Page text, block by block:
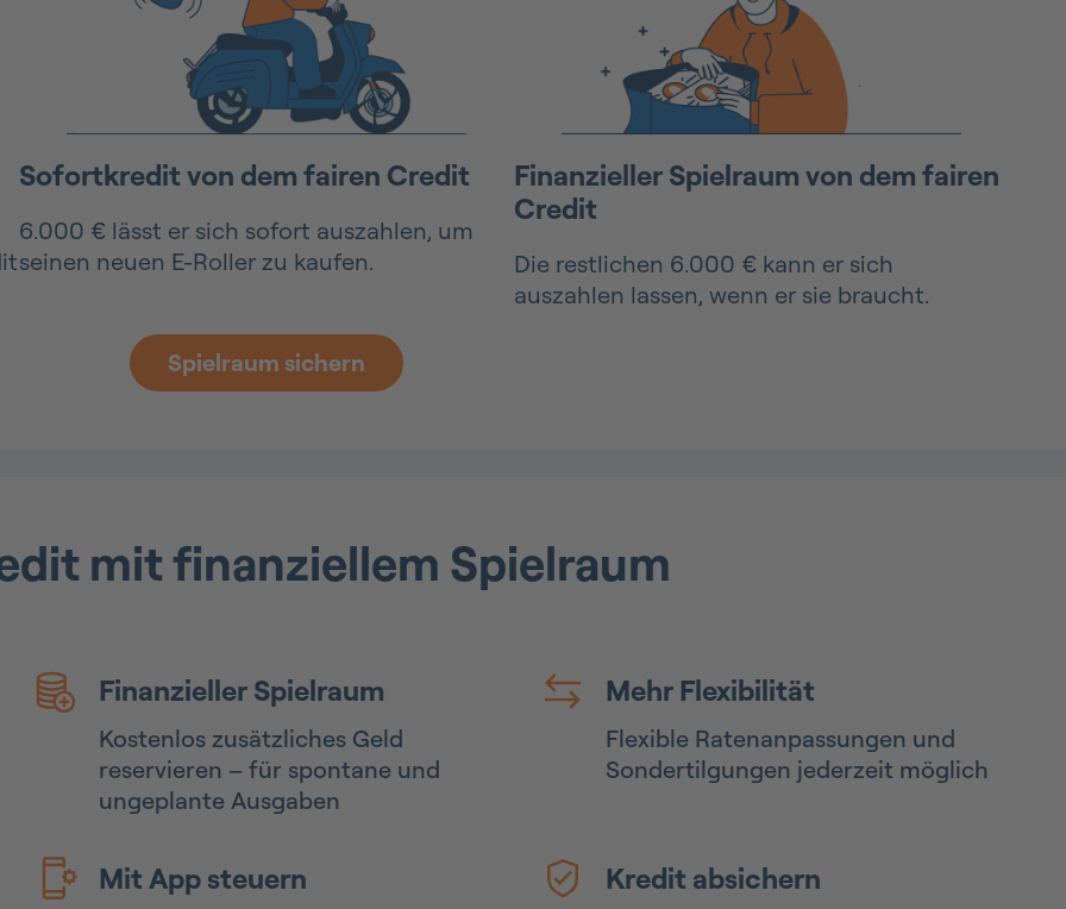
Sofortkredit von dem fairen Credit
6.000 € lässt er sich sofort auszahlen, um
seinen neuen E-Roller zu kaufen.
Finanzieller Spielraum von dem fairen
Credit
Die restlichen 6.000 € kann er sich
auszahlen lassen, wenn er sie braucht.
Spielraum sichern
mit finanziellem Spielraum
Finanzieller Spielraum
Kostenlos zusätzliches Geld
reservieren – für spontane und
ungeplante Ausgaben
Mehr Flexibilität
Flexible Ratenanpassungen und
Sondertilgungen jederzeit möglich
Mit App steuern Kredit absichern